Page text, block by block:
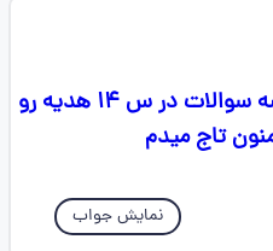
سلام دوستان وقت بخیر میشه سوالات در س ۱۴ هدیه رو
تاج میدم
نمایش جواب